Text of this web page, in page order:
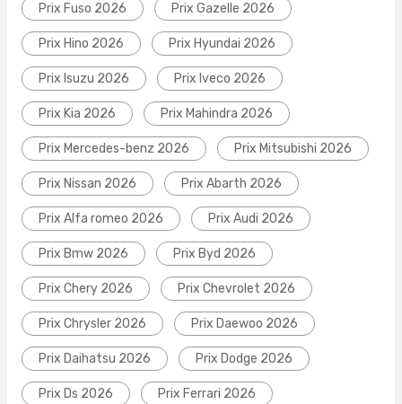
Prix Fuso 2026 Prix Gazelle 2026
Prix Hino 2026 Prix Hyundai 2026
Prix Isuzu 2026 Prix Iveco 2026
Prix Kia 2026 Prix Mahindra 2026
Prix Mercedes-benz 2026 Prix Mitsubishi 2026
Prix Nissan 2026 Prix Abarth 2026
Prix Alfa romeo 2026 Prix Audi 2026
Prix Bmw 2026 Prix Byd 2026
Prix Chery 2026 Prix Chevrolet 2026
Prix Chrysler 2026 Prix Daewoo 2026
Prix Daihatsu 2026 Prix Dodge 2026
Prix Ds 2026 Prix Ferrari 2026